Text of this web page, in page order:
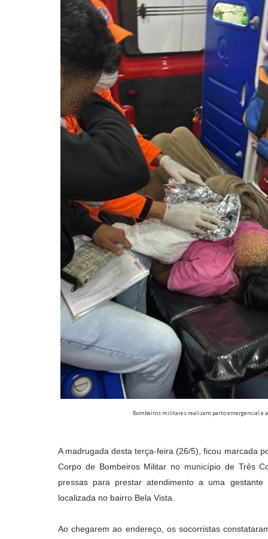
Bombeiros militares realizam parto emergencial e
A madrugada desta terça-feira (26/5), ficou marcada
Corpo de Bombeiros Militar no município de Três
pressas para prestar atendimento a uma
localizada no bairro Bela Vista.
Ao chegarem ao endereço, os socorristas